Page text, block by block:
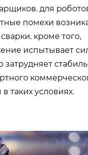
для
помехи
кроме того,
испытывает
затрудняет
таких условиях.